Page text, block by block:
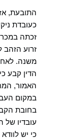
התובעת,
כעובדת
זכתה
זרוע הזהב
משנה.
האמור,
במקום
בחובת
עובדיו
כי יש